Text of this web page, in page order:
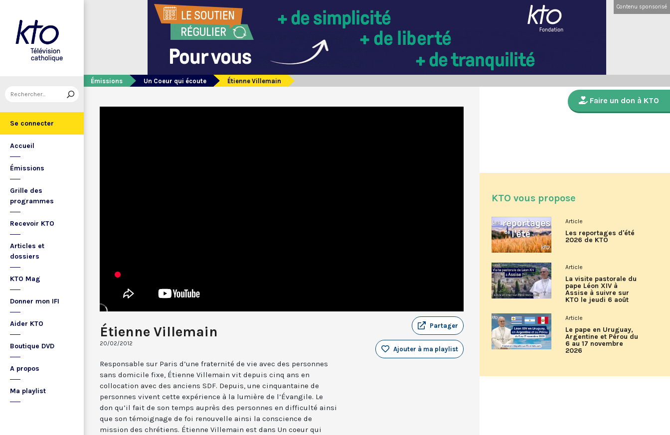
Se connecter
Accueil
Émissions
Grille des
programmes
Recevoir KTO
Articles et
dossiers
KTO Mag
Donner mon IFI
Aider KTO
Boutique DVD
A propos
Ma playlist
Contenu sponsorisé
Émissions Un Coeur qui écoute Étienne Villemain
Étienne Villemain
20/02/2012
Partager
Ajouter à ma playlist
Responsable sur Paris d’une fraternité de vie avec des personnes
sans domicile fixe, Étienne Villemain vit depuis cinq ans en
collocation avec des anciens SDF. Depuis, une cinquantaine de
personnes vivent cette expérience à la lumière de l’Évangile. Le
don qu’il fait de son temps auprès des personnes en difficulté ainsi
que son témoignage de foi renouvelle ainsi la conscience de
mission des chrétiens. Étienne Villemain est dans Un coeur qui
Faire un don à KTO
KTO vous propose
Article
Les reportages d'été
2026 de KTO
Article
La visite pastorale du
pape Léon XIV à
Assise à suivre sur
KTO le jeudi 6 août
Article
Le pape en Uruguay,
Argentine et Pérou du
6 au 17 novembre
2026